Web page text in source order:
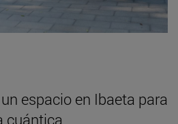
espacio en Ibaeta para
cuántica